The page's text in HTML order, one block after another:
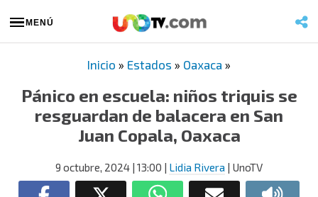
MENÚ
Inicio » Estados » Oaxaca »
Pánico en escuela: niños triquis se
resguardan de balacera en San
Juan Copala, Oaxaca
9 octubre, 2024 | 13:00 | Lidia Rivera | UnoTV